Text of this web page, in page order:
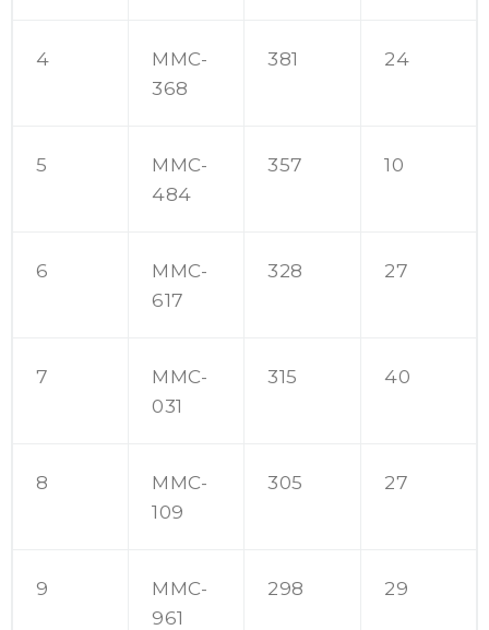
4
MMC-
368
381 24
5
MMC-
484
357 10
6
MMC-
617
328 27
7
MMC-
031
315 40
8
MMC-
109
305 27
9
MMC-
961
298 29